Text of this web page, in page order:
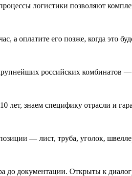
логистики позволяют
а оплатите его позже, когда это
российских комбинатов —
лет, знаем специфику отрасли и
— лист, труба, уголок,
до документации. Открыты к